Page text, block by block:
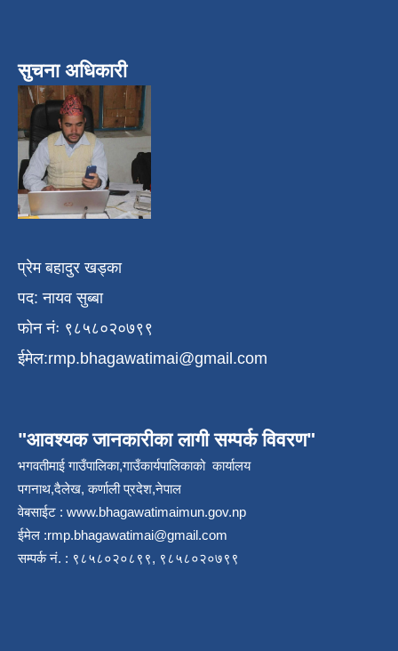
सुचना अधिकारी
प्रेम बहादुर खड्का
पद: नायव सुब्बा
फोन नंः ९८५८०२०७९९
ईमेल:rmp.bhagawatimai@gmail.com
"आवश्यक जानकारीका लागी सम्पर्क विवरण"
भगवतीमाई गाउँपालिका,गाउँकार्यपालिकाको कार्यालय
पगनाथ,दैलेख, कर्णाली प्रदेश,नेपाल
वेबसाईट : www.bhagawatimaimun.gov.np
ईमेल :rmp.bhagawatimai@gmail.com
सम्पर्क नं. : ९८५८०२०८९९, ९८५८०२०७९९